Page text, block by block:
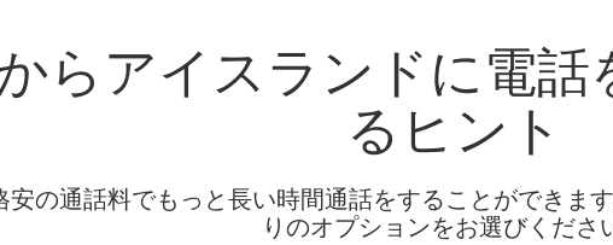
らアイスランドに電
るヒント
安の通話料でもっと長い時間通話をすることができま
りのオプションをお選びくださ